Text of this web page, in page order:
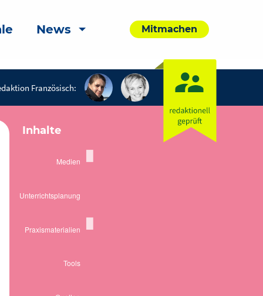
News Mitmachen
Französisch:
Inhalte